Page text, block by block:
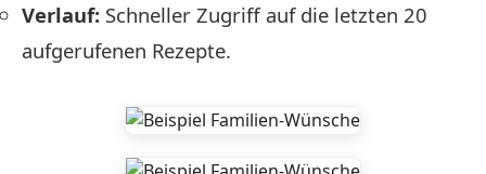
Verlauf: Schneller Zugriff auf die letzten 20
aufgerufenen Rezepte.